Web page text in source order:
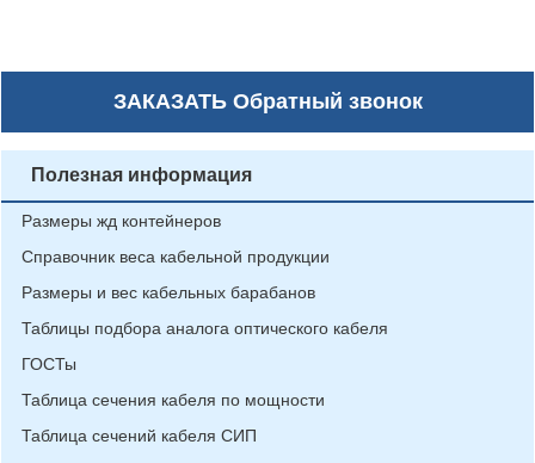
ЗАКАЗАТЬОбратный звонок
Полезная информация
Размеры жд контейнеров
Справочник веса кабельной продукции
Размеры и вес кабельных барабанов
Таблицы подбора аналога оптического кабеля
ГОСТы
Таблица сечения кабеля по мощности
Таблица сечений кабеля СИП